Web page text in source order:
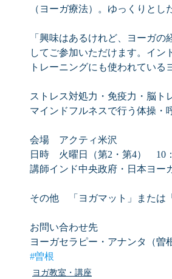
（ヨーガ療法）。ゆっくりと
「興味はあるけれど、ヨーガ
してご参加いただけます。イ
トレーニングにも使われている
ストレス対処力・免疫力・脳ト
マインドフルネスで行う体操・
会場　アクティ米沢
日時　火曜日（第2・第4）　10
講師インド中央政府・日本ヨー
その他　「ヨガマット」または
お問い合わせ先
ヨーガセラピー・アナンタ（曽
#曽根
ヨガ教室・講座